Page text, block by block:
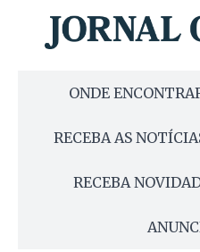
ONDE
RECEBA AS
RECEBA